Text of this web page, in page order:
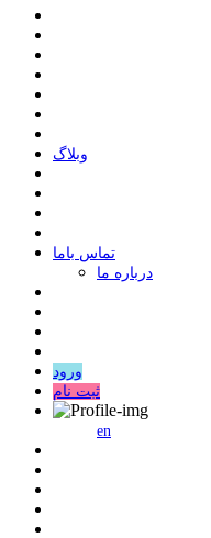
وبلاگ
ﺗﻤﺎﺱ ﺑﺎﻣﺎ
درباره ما
ورود
ثبت نام
en